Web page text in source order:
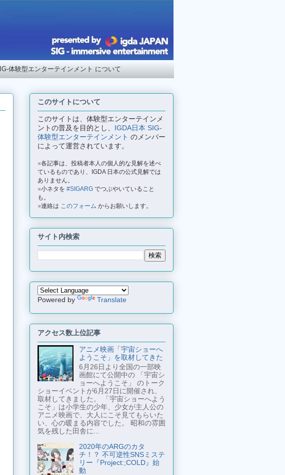
体験型エンターテインメント について
このサイトについて
このサイトは、体験型エンターテインメ
ントの普及を目的とし、 IGDA日本 SIG-
体験型エンターテインメント のメンバー
によって運営されています。
※各記事は、投稿者本人の個人的な見解を述べ
ているものであり、IGDA 日本の公式見解では
ありません。
※小ネタを #SIGARG でつぶやいていること
も。
※連絡は このフォーム からお願いします。
サイト内検索
Powered by Translate
アクセス数上位記事
アニメ映画「宇宙ショーへ
ようこそ」を取材してきた
6月26日より全国の一部映
画館にて公開中の 「宇宙シ
ョーへようこそ」 のトーク
ショーイベントが6月27日に開催され、
取材してきました。 「宇宙ショーへよう
こそ」は小学生の少年、少女が主人公の
アニメ映画で、大人にこそ見てもらいた
い、心の暖まる内容でした。 昭和の雰囲
気を残した田舎に...
2020年のARGのカタ
チ！？ 不可逆性SNSミステ
リー『Project:;COLD』始
動